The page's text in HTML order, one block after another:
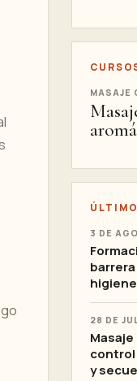
MASAJE
3 DE
higiene
28 DE
y